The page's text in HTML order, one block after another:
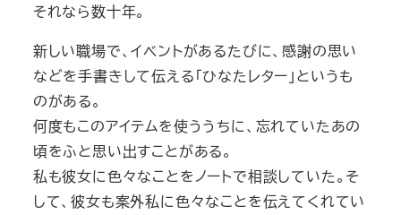
それなら数十年。
新しい職場で、イベントがあるたびに、感謝の思い
などを手書きして伝える「ひなたレター」というも
のがある。
何度もこのアイテムを使ううちに、忘れていたあの
頃をふと思い出すことがある。
私も彼女に色々なことをノートで相談していた。そ
して、彼女も案外私に色々なことを伝えてくれてい